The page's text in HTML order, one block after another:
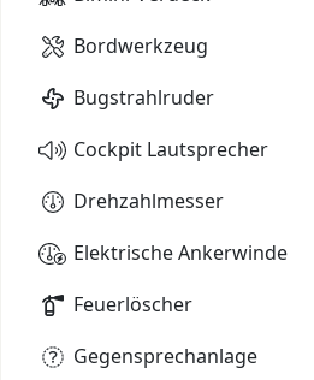
Bordwerkzeug
Bugstrahlruder
Cockpit Lautsprecher
Drehzahlmesser
Elektrische Ankerwinde
Feuerlöscher
Gegensprechanlage